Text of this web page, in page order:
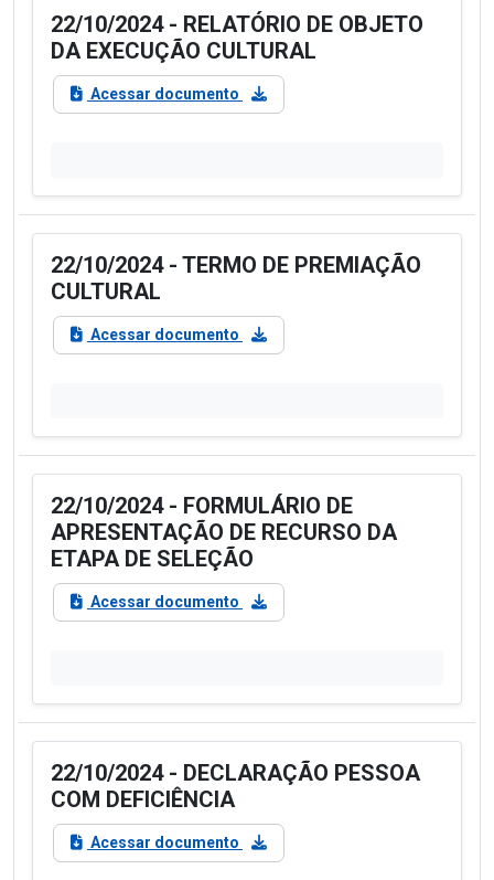
22/10/2024 - RELATÓRIO DE OBJETO
DA EXECUÇÃO CULTURAL
Acessar documento
22/10/2024 - TERMO DE PREMIAÇÃO
CULTURAL
Acessar documento
22/10/2024 - FORMULÁRIO DE
APRESENTAÇÃO DE RECURSO DA
ETAPA DE SELEÇÃO
Acessar documento
22/10/2024 - DECLARAÇÃO PESSOA
COM DEFICIÊNCIA
Acessar documento